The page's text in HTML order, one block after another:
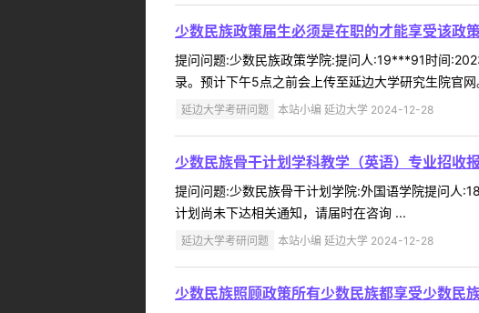
少数民族政策届生必须是在职的才能享受该政
提问问题:少数民族政策学院:提问人:19***91时间
录。预计下午5点之前会上传至延边大学研究生院官网
延边大学考研问题 本站小编 延边大学 2024-12-28
少数民族骨干计划学科教学（英语）专业招收
提问问题:少数民族骨干计划学院:外国语学院提问人
计划尚未下达相关通知，请届时在咨询 ...
延边大学考研问题 本站小编 延边大学 2024-12-28
少数民族照顾政策所有少数民族都享受少数民